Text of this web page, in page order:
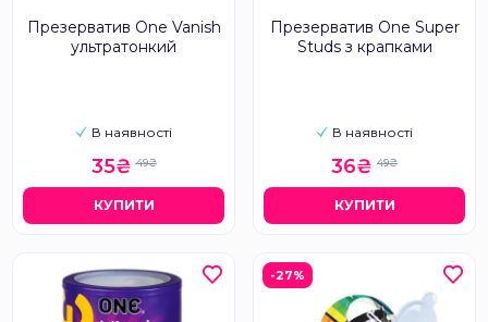
Презерватив One Vanish
ультратонкий
В наявності
35₴ 49₴
КУПИТИ
Презерватив One Super
Studs з крапками
В наявності
36₴ 49₴
КУПИТИ
-27%